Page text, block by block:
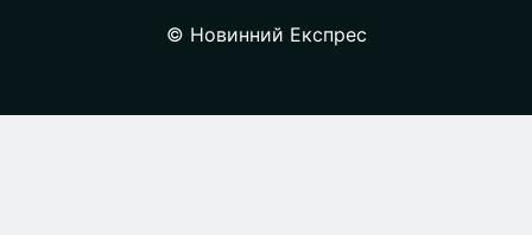
© Новинний Експрес